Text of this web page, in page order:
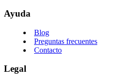
Ayuda
Blog
Preguntas frecuentes
Contacto
Legal